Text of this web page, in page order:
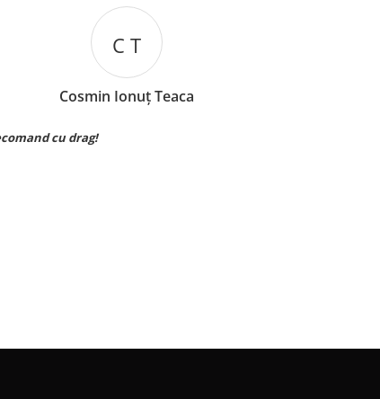
I B
Iuliana Batincu
Materialul foarte bun,sunt foarte multumita